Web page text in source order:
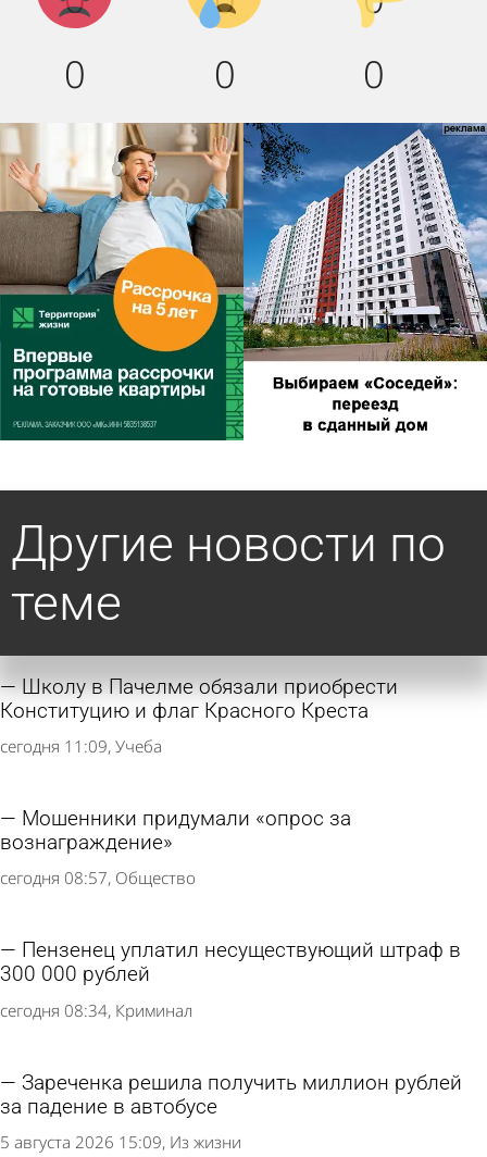
0 0 0
Другие новости по
теме
Школу в Пачелме обязали приобрести
Конституцию и флаг Красного Креста
сегодня 11:09 Учеба
Мошенники придумали «опрос за
вознаграждение»
сегодня 08:57 Общество
Пензенец уплатил несуществующий штраф в
300 000 рублей
сегодня 08:34 Криминал
Зареченка решила получить миллион рублей
за падение в автобусе
5 августа 2026 15:09 Из жизни